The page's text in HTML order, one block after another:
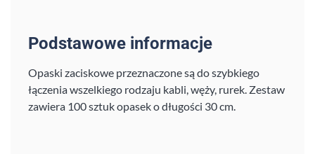
Podstawowe informacje
Opaski zaciskowe przeznaczone są do szybkiego
łączenia wszelkiego rodzaju kabli, węży, rurek. Zestaw
zawiera 100 sztuk opasek o długości 30 cm.